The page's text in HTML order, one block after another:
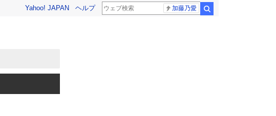
Yahoo! JAPAN ヘルプ 加藤乃愛